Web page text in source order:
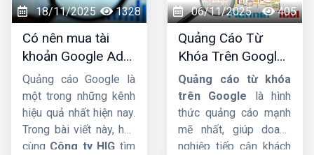
này, nhiều hộ đặt câu
hỏi liệu tài khoản ngân
hàng có bắt buộc phải
đứng tên đúng hộ kinh
doanh hay không và
nhóm hộ kinh doanh
nào phải mở tài khoản
riêng để phục vụ hoạt
động sản xuất, kinh
đến dịch vụnhận chạy
quảng cáo Googleđể
tăng doanh thu, tiếp
cận khách hàng nhanh
và vượt qua đối thủ.
18/11/2025 1328
Có nên mua tài
khoản Google Ads
hay không ?
Quảng cáo Google là
một trong những kênh
hiệu quả nhất hiện nay.
Trong bài viết này, hãy
cùng Công ty HIG tìm
06/11/2025 405
Quảng Cáo Từ
Khóa Trên Google:
Cơ Chế Đấu Giá và
Bí Quyết Tối Ưu
Quảng cáo từ khóa
trên Google là hình
thức quảng cáo mạnh
mẽ nhất, giúp doanh
nghiệp tiếp cận khách